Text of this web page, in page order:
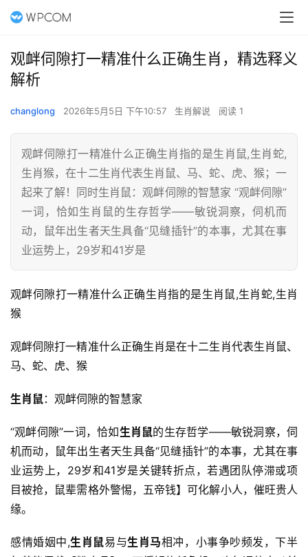
观衅伺隙打一精准什么正确生肖，精选释义
解析
changlong 2026年5月5日 下午10:57 生肖解说 阅读 1
观衅伺隙打一精准什么正确生肖指的是生肖鼠,生肖蛇,
生肖猴，在十二生肖代表生肖鼠、马、蛇、虎、猴；一
起来了解！同时生肖鼠：观衅伺隙的智慧家 “观衅伺隙”
一词，恰如生肖鼠的生存哲学——敏锐洞察，伺机而
动，鼠年出生者天生具备“见缝插针”的本事，尤其在事
业运势上，29岁和41岁是
观衅伺隙打一精准什么正确生肖指的是生肖鼠,生肖蛇,生肖
猴
观衅伺隙打一精准什么正确生肖是在十二生肖代表生肖鼠、
马、蛇、虎、猴
生肖鼠：观衅伺隙的智慧家
“观衅伺隙”一词，恰如生肖鼠的生存哲学——敏锐洞察，伺
机而动，鼠年出生者天生具备“见缝插针”的本事，尤其在事
业运势上，29岁和41岁是关键转折点，若遇团队停滞或项
目被抢，鼠辈需格外警惕，五帝钱】可化解小人，催旺贵人
缘。
感情婚姻中,生肖鼠易与生肖马相冲，小事争吵频发，下半